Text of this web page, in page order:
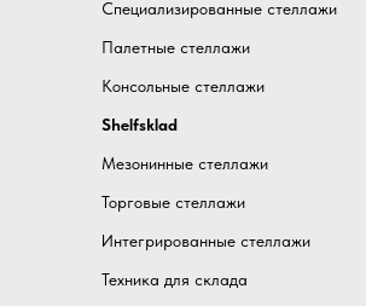
Интегрированные стеллажи
Техника для склада
Торговые стеллажи
Мезонинные стеллажи
Консольные стеллажи
Палетные стеллажи
Специализированные стеллажи
Shelfsklad